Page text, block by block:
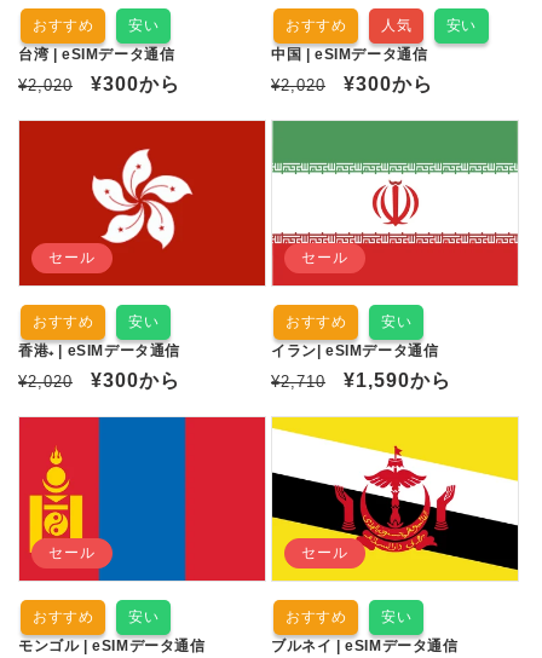
おすすめ
安い
台湾 | eSIMデータ通信
通
¥2,020
セ
価
格
¥300から
おすすめ 人気
安い
中国 | eSIMデータ通信
通
格
¥2,020
セ
価
¥300から
セール
おすすめ
安い
香港₊ | eSIMデータ通信
通
¥2,020
セ
¥300から
セール
おすすめ
安い
イラン| eSIMデータ通信
通
価
格
¥2,710
セ
ル
格
¥1,590から
セール
おすすめ
安い
モンゴル | eSIMデータ通信
セール
おすすめ
安い
ブルネイ | eSIMデータ通信